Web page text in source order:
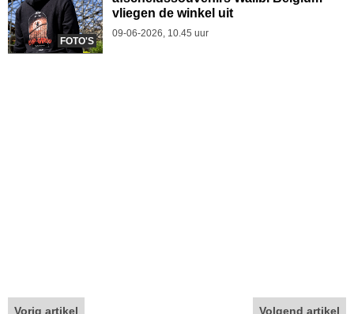
FOTO'S
vliegen de winkel uit
09-06-2026, 10.45 uur
Vorig artikel Volgend artikel